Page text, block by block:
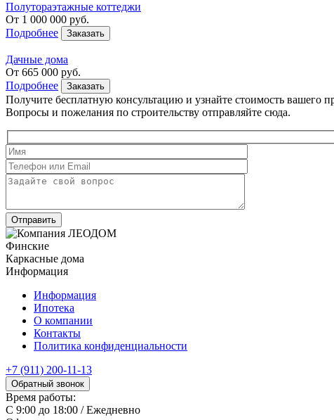
Полутораэтажные коттеджи
От 1 000 000 руб.
Подробнее
Заказать
Дачные дома
От 665 000 руб.
Подробнее
Заказать
Получите бесплатную консультацию и узнайте стоимость вашего
Вопросы и пожелания по строительству отправляйте сюда.
Финские
Каркасные дома
Информация
Информация
Ипотека
О компании
Контакты
Политика конфиденциальности
+7 (911) 200-11-13
Обратный звонок
Время работы:
С 9:00 до 18:00 / Ежедневно